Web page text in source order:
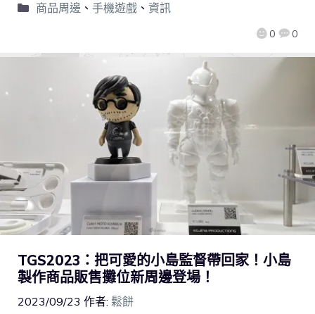
0 0
商品周邊 、 手機遊戲、 資訊
TGS2023：把可愛的小島監督帶回家！小島
製作商品販售攤位新周邊登場！
2023/09/23 作者: 鬆餅